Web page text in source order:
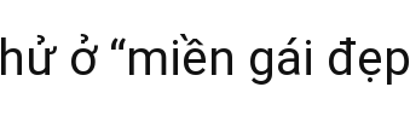
ở “miền gái đẹp